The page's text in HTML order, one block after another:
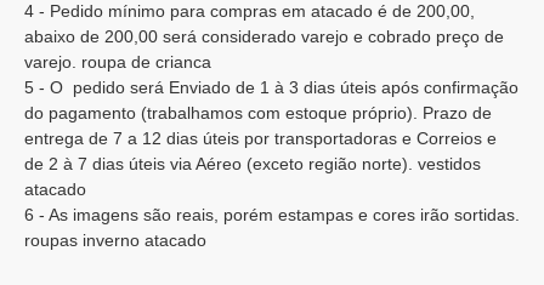
4 - Pedido mínimo para compras em atacado é de 200,00,
abaixo de 200,00 será considerado varejo e cobrado preço de
varejo. roupa de crianca
5 - O pedido será Enviado de 1 à 3 dias úteis após confirmação
do pagamento (trabalhamos com estoque próprio). Prazo de
entrega de 7 a 12 dias úteis por transportadoras e Correios e
de 2 à 7 dias úteis via Aéreo (exceto região norte). vestidos
atacado
6 - As imagens são reais, porém estampas e cores irão sortidas.
roupas inverno atacado